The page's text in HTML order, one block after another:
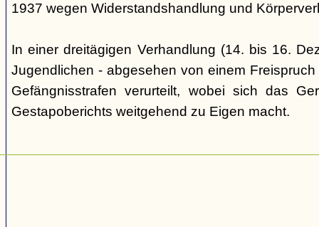
1937 wegen Widerstandshandlung und
In einer dreitägigen Verhandlung (14. bis 16.
Jugendlichen - abgesehen von einem
Gefängnisstrafen verurteilt, wobei sich das
Gestapoberichts weitgehend zu Eigen macht.